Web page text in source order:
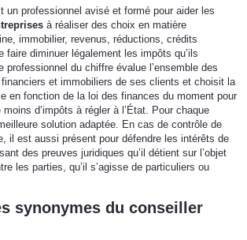
un professionnel avisé et formé pour aider les
à réaliser des choix en matière
immobilier, revenus, réductions, crédits
faire diminuer légalement les impôts qu’ils
professionnel du chiffre évalue l’ensemble des
et immobiliers de ses clients et choisit la
en fonction de la loi des finances du moment pour
d’impôts à régler à l’État. Pour chaque
solution adaptée. En cas de contrôle de
il est aussi présent pour défendre les intérêts de
des preuves juridiques qu’il détient sur l’objet
les parties, qu’il s’agisse de particuliers ou
synonymes du conseiller